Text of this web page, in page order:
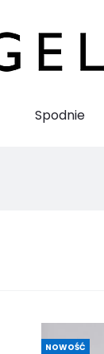
Spodnie
NOWOŚĆ